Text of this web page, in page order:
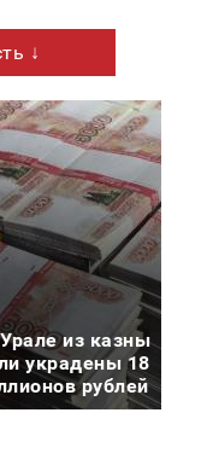
↓
из казны
украдены 18
рублей